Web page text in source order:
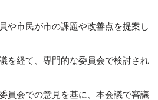
や市民が市の課題や改善点を提案し
を経て、専門的な委員会で検討され
員会での意見を基に、本会議で審議